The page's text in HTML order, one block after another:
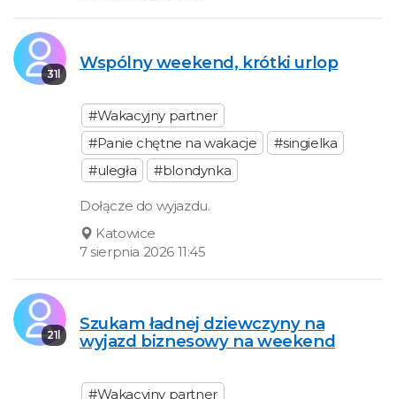
31l
Wspólny weekend, krótki urlop
#Wakacyjny partner
#Panie chętne na wakacje
#singielka
#uległa
#blondynka
Dołącze do wyjazdu.
Katowice
7 sierpnia 2026 11:45
21l
Szukam ładnej dziewczyny na
wyjazd biznesowy na weekend
#Wakacyjny partner